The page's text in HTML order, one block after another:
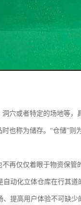
穴或者特定的场地等，
也称为储存。“仓储”则
再仅仅着眼于物资保管
动化立体仓库在行其道
提高用户体验不可缺